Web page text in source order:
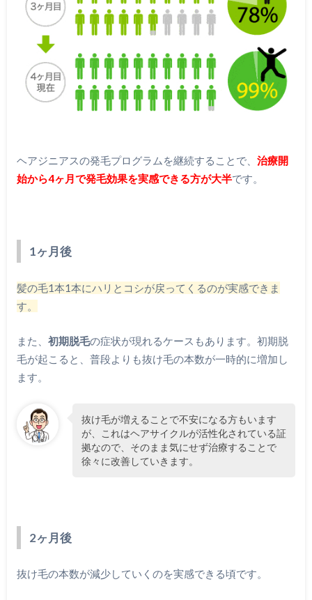
ヘアジニアスの発毛プログラムを継続することで、 治療開
始から4ヶ月で発毛効果を実感できる方が大半です。
1ヶ月後
髪の毛1本1本にハリとコシが戻ってくるのが実感できま
す。
また、 初期脱毛の症状が現れるケースもあります。初期脱
毛が起こると、普段よりも抜け毛の本数が一時的に増加し
ます。
抜け毛が増えることで不安になる方もいます
が、これはヘアサイクルが活性化されている証
拠なので、そのまま気にせず治療することで
徐々に改善していきます。
2ヶ月後
抜け毛の本数が減少していくのを実感できる頃です。